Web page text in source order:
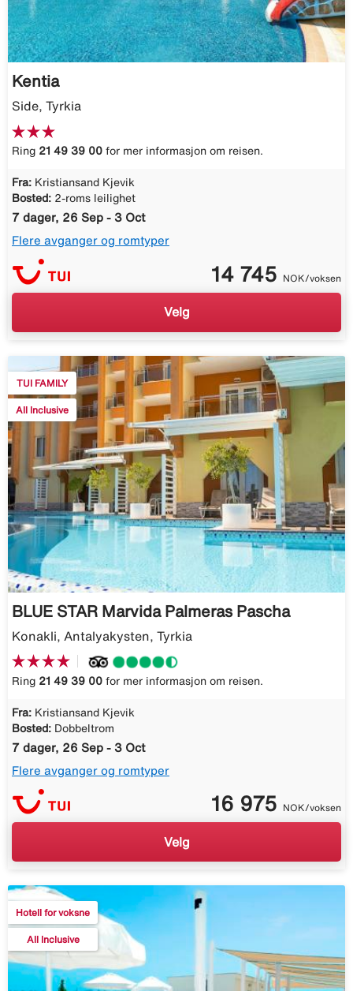
Kentia
Side, Tyrkia
Ring 21 49 39 00 for mer informasjon om reisen.
Fra: Kristiansand Kjevik
Bosted: 2-roms leilighet
7 dager, 26 Sep - 3 Oct
Flere avganger og romtyper
14 745 NOK/voksen
Velg
TUI FAMILY
All Inclusive
BLUE STAR Marvida Palmeras Pascha
Konakli, Antalyakysten, Tyrkia
Ring 21 49 39 00 for mer informasjon om reisen.
Fra: Kristiansand Kjevik
Bosted: Dobbeltrom
7 dager, 26 Sep - 3 Oct
Flere avganger og romtyper
16 975 NOK/voksen
Velg
Hotell for voksne
All Inclusive